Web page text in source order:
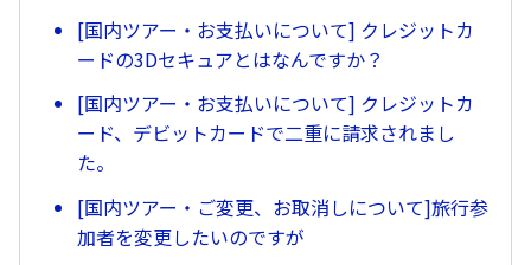
[国内ツアー・お支払いについて] クレジットカ
ードの3Dセキュアとはなんですか？
[国内ツアー・お支払いについて] クレジットカ
ード、デビットカードで二重に請求されまし
た。
[国内ツアー・ご変更、お取消しについて]旅行参
加者を変更したいのですが